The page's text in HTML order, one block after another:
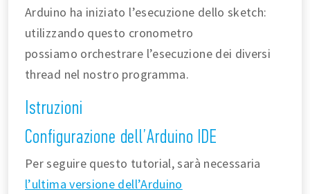
Arduino ha iniziato l’esecuzione dello sketch:
utilizzando questo cronometro
possiamo orchestrare l’esecuzione dei diversi
thread nel nostro programma.
Istruzioni
Configurazione dell’Arduino IDE
Per seguire questo tutorial, sarà necessaria
l’ultima versione dell’Arduino